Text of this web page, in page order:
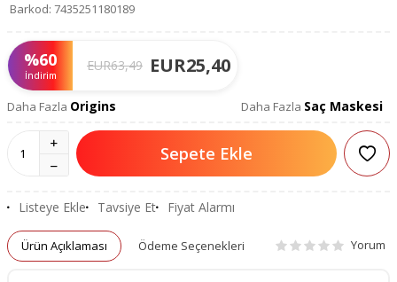
Barkod: 7435251180189
%60
İndirim
EUR63,49 EUR25,40
Daha Fazla Origins Daha Fazla Saç Maskesi
Sepete Ekle
Listeye Ekle Tavsiye Et Fiyat Alarmı
Ürün Açıklaması Ödeme Seçenekleri Yorum